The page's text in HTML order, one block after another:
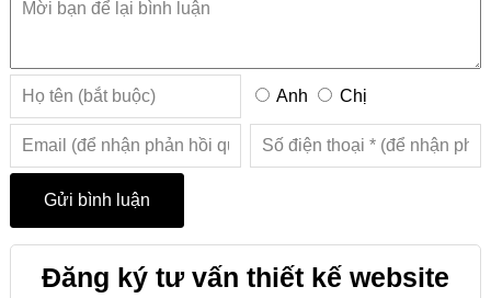
Anh Chị
Đăng ký tư vấn thiết kế website